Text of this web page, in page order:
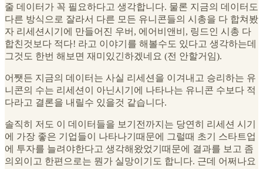
줄 데이터가 꼭 필요하다고 생각합니다. 물론 지금의 데이터도
다른 방식으로 잘라서 다른 모든 유니콘들의 시총을 다 합쳐봤
자 리세션시기에 만들어진 우버, 에어비앤비, 링드인 시총 다
합친것보다 적다! 라고 이야기를 해볼수도 있다고 생각하는데
그것도 한번 해보면 재미있긴하겠네요 (전 안할거임).
어쨋든 지금의 데이터는 사실 리세션을 이겨내고 승리하는 유
니콘의 수는 리세션이 아닌시기에 나타나는 유니콘 수보다 적
다라고 결론을 내릴수 있을것 같습니다.
솔직히 저도 이 데이터들을 보기전까지는 당연히 리세션 시기
에 가장 좋은 기업들이 나타나기때문에 그럴때 초기 스타트업
에 투자를 늘려야한다고 생각해왔었기때문에 결과를 보고 좀
의외이고 한편으로는 뭔가 실망이기도 합니다. 근데 어쩌나요